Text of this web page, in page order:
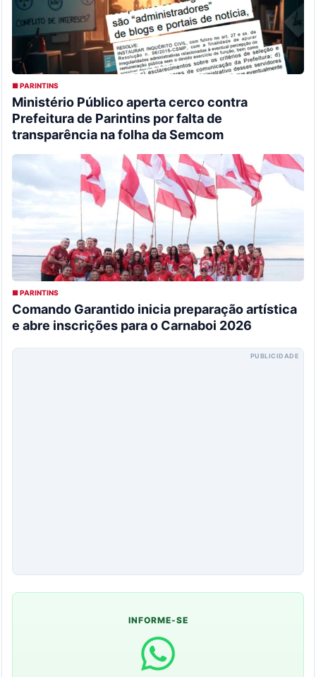
■ PARINTINS
Ministério Público aperta cerco contra
Prefeitura de Parintins por falta de
transparência na folha da Semcom
■ PARINTINS
Comando Garantido inicia preparação artística
e abre inscrições para o Carnaboi 2026
PUBLICIDADE
INFORME-SE